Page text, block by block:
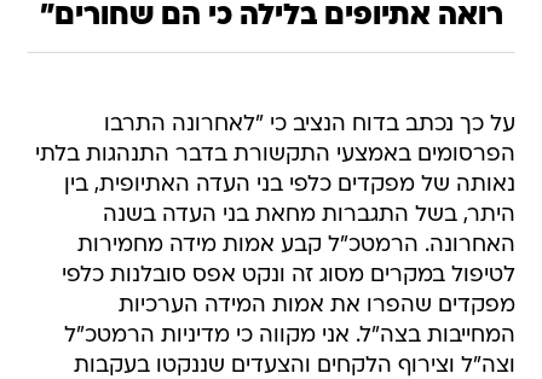
רואה אתיופים בלילה כי הם שחורים"
על כך נכתב בדוח הנציב כי "לאחרונה התרבו
הפרסומים באמצעי התקשורת בדבר התנהגות בלתי
נאותה של מפקדים כלפי בני העדה האתיופית, בין
היתר, בשל התגברות מחאת בני העדה בשנה
האחרונה. הרמטכ"ל קבע אמות מידה מחמירות
לטיפול במקרים מסוג זה ונקט אפס סובלנות כלפי
מפקדים שהפרו את אמות המידה הערכיות
המחייבות בצה"ל. אני מקווה כי מדיניות הרמטכ"ל
וצה"ל וצירוף הלקחים והצעדים שננקטו בעקבות